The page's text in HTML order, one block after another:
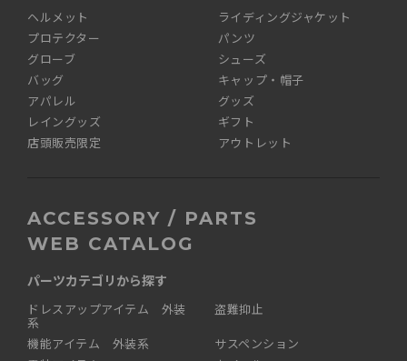
ヘルメット
ライディングジャケット
プロテクター
パンツ
グローブ
シューズ
バッグ
キャップ・帽子
アパレル
グッズ
レイングッズ
ギフト
店頭販売限定
アウトレット
ACCESSORY / PARTS
WEB CATALOG
パーツカテゴリから探す
ドレスアップアイテム 外装
系
機能アイテム 外装系
盗難抑止
サスペンション